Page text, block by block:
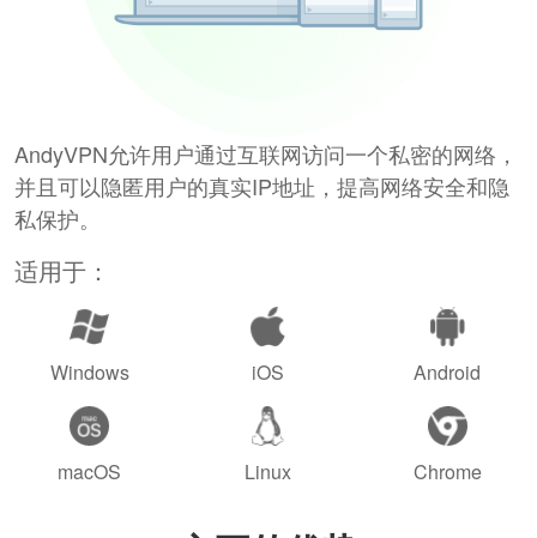
AndyVPN允许用户通过互联网访问一个私密的网络，
并且可以隐匿用户的真实IP地址，提高网络安全和隐
私保护。
适用于：
Windows iOS Android
macOS Linux Chrome